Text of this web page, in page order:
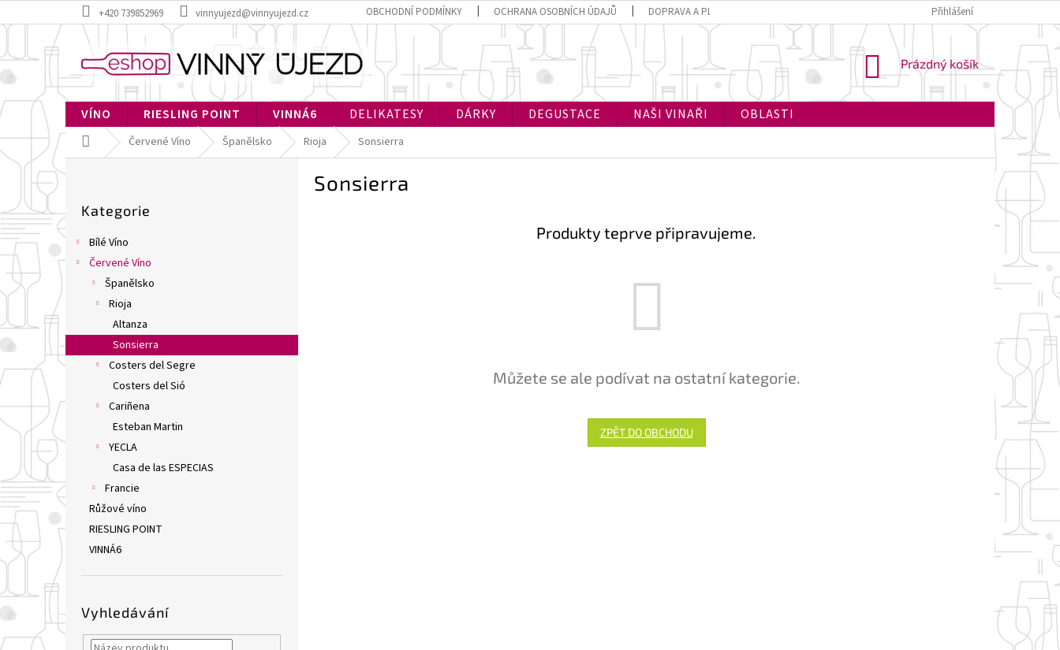
na
+420 739852969 vinnyujezd@vinnyujezd.cz OBCHODNÍ PODMÍNKY OCHRANA OSOBNÍCH ÚDAJŮ DOPRAVA A PLATBA Přihlášení
NÁKUPNÍ
KOŠÍK
Prázdný košík
VÍNO RIESLING POINT VINNÁ6 DELIKATESY DÁRKY DEGUSTACE NAŠI VINAŘI OBLASTI
Domů Červené Víno Španělsko Rioja Sonsierra
t
r
a
n
kategorie
Kategorie
Bílé Víno
Červené Víno
Španělsko
Rioja
Altanza
Sonsierra
Costers del Segre
Costers del Sió
Cariñena
Esteban Martin
YECLA
Casa de las ESPECIAS
Francie
Růžové víno
RIESLING POINT
VINNÁ6
Vyhledávání
Sonsierra
Produkty teprve připravujeme.
Můžete se ale podívat na ostatní kategorie.
ZPĚT DO OBCHODU